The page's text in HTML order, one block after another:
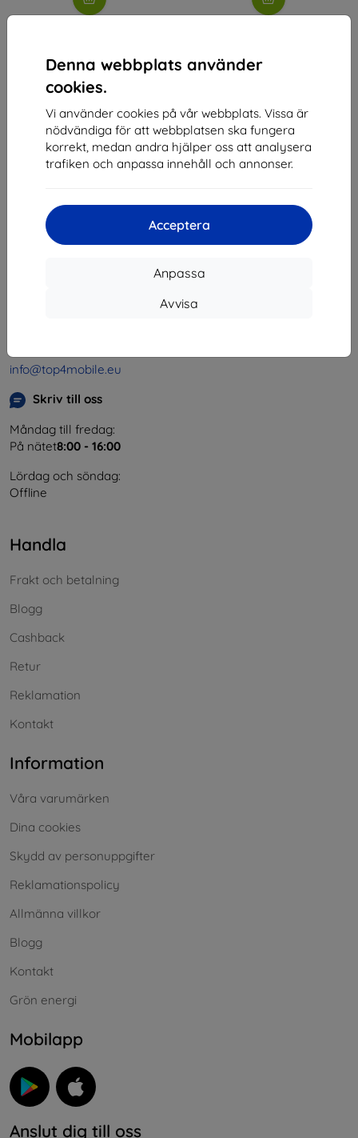
Denna webbplats använder
cookies.
Vi använder cookies på vår webbplats. Vissa är
nödvändiga för att webbplatsen ska fungera
korrekt, medan andra hjälper oss att analysera
trafiken och anpassa innehåll och annonser.
Acceptera
Anpassa
Avvisa
av totalt4.
Shield-SK s.r.o.
46701494
Momsregistreringsnummer:SK2023549671
info@top4mobile.eu
Skriv till oss
Måndag till fredag:
På nätet8:00 - 16:00
Lördag och söndag:
Offline
Handla
Frakt och betalning
Blogg
Cashback
Retur
Reklamation
Kontakt
Information
Våra varumärken
Dina cookies
Skydd av personuppgifter
Reklamationspolicy
Allmänna villkor
Blogg
Kontakt
Grön energi
Mobilapp
Anslut dig till oss